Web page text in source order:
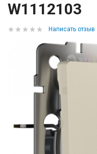
W1112103
Написать отзыв